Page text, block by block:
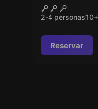
Survival VR
2-4 personas10+
Reservar